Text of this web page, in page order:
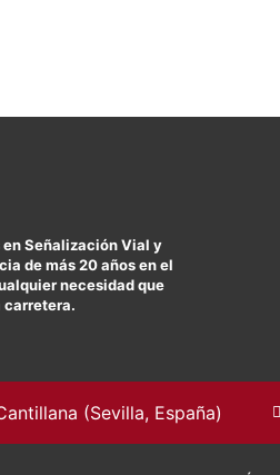
en Señalización Vial y
de más 20 años en el
necesidad que
carretera.
(Sevilla, España)